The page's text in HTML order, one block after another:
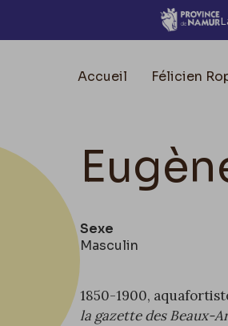
Accueil Félicien
Sexe
Masculin
1850-1900,
la gazette des Beaux-